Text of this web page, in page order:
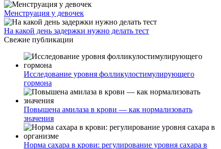
Менструация у девочек
На какой день задержки нужно делать тест
Свежие публикации
Исследование уровня фолликулостимулирующего
гормона
Повышена амилаза в крови — как нормализовать
значения
Норма сахара в крови: регулирование уровня сахара в